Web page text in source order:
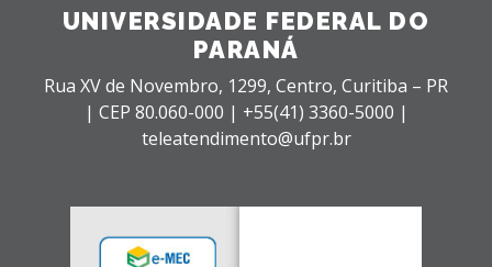
UNIVERSIDADE FEDERAL DO
PARANÁ
Rua XV de Novembro, 1299, Centro, Curitiba – PR
| CEP 80.060-000 | +55(41) 3360-5000 |
teleatendimento@ufpr.br